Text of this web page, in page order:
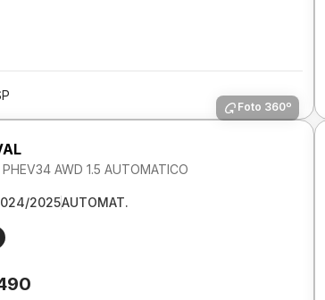
Foto 360º
AWD 1.5 AUTOMATICO
2025AUTOMAT.